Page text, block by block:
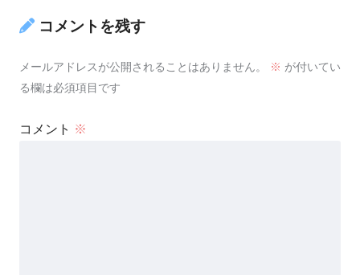
コメントを残す
メールアドレスが公開されることはありません。 ※ が付いてい
る欄は必須項目です
コメント ※